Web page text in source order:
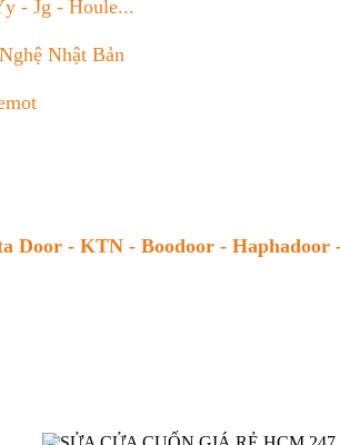
- Jg - Houle...
Nhật Bản
Door - KTN - Boodoor - Haphadoor